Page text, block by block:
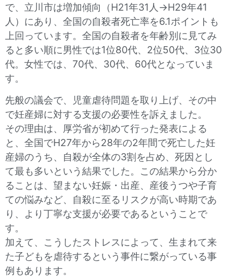
で、立川市は増加傾向（H21年31人→H29年41
人）にあり、全国の自殺者死亡率を6.1ポイントも
上回っています。全国の自殺者を年齢別に見てみ
ると多い順に男性では1位80代、2位50代、3位30
代。女性では、70代、30代、60代となっていま
す。
先般の議会で、児童虐待問題を取り上げ、その中
で妊産婦に対する支援の必要性を訴えました。
その理由は、厚労省が初めて行った発表による
と、全国でH27年から28年の2年間で死亡した妊
産婦のうち、自殺が全体の3割を占め、死因とし
て最も多いという結果でした。この結果から分か
ることは、望まない妊娠・出産、産後うつや子育
ての悩みなど、自殺に至るリスクが高い時期であ
り、より丁寧な支援が必要であるということで
す。
加えて、こうしたストレスによって、生まれて来
た子どもを虐待するという事件に繋がっている事
例もあります。